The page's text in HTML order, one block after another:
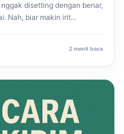
disetting dengan benar,
Nah, biar makin irit...
2 menit baca